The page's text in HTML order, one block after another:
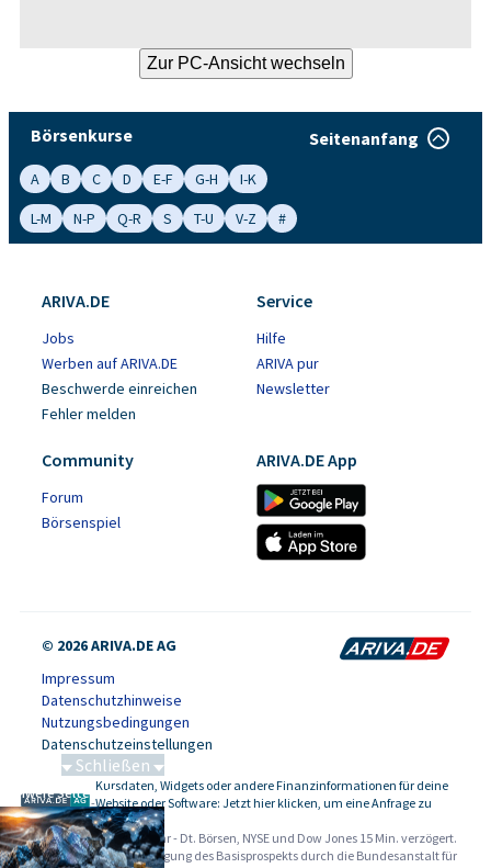
Börsenkurse Seitenanfang
A B C D E-F G-H
I-K
L-M
N-P Q-R S T-U V-Z #
ARIVA.DE
Jobs
Werben auf ARIVA.DE
Beschwerde einreichen
Fehler melden
Service
Hilfe
ARIVA pur
Newsletter
Community
Forum
Börsenspiel
ARIVA.DE App
© 2026 ARIVA.DE AG
Impressum
Datenschutzhinweise
Nutzungsbedingungen
Datenschutzeinstellungen
-
Kursdaten, Widgets oder andere Finanzinformationen für deine
Website oder Software: Jetzt hier klicken, um eine Anfrage zu
stellen.
Alle Angaben ohne Gewähr - Dt. Börsen, NYSE und Dow Jones 15 Min. verzögert.
Werbehinweise:Die Billigung des Basisprospekts durch die Bundesanstalt für
Schließen
Schwere Seltene Erden